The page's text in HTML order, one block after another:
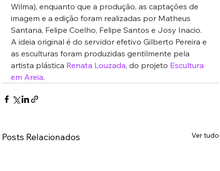
Wilma), enquanto que a produção, as captações de
imagem e a edição foram realizadas por Matheus
Santana, Felipe Coelho, Felipe Santos e Josy Inacio.
A ideia original é do servidor efetivo Gilberto Pereira e
as esculturas foram produzidas gentilmente pela
artista plástica Renata Louzada, do projeto Escultura
em Areia.
Posts Relacionados Ver tudo